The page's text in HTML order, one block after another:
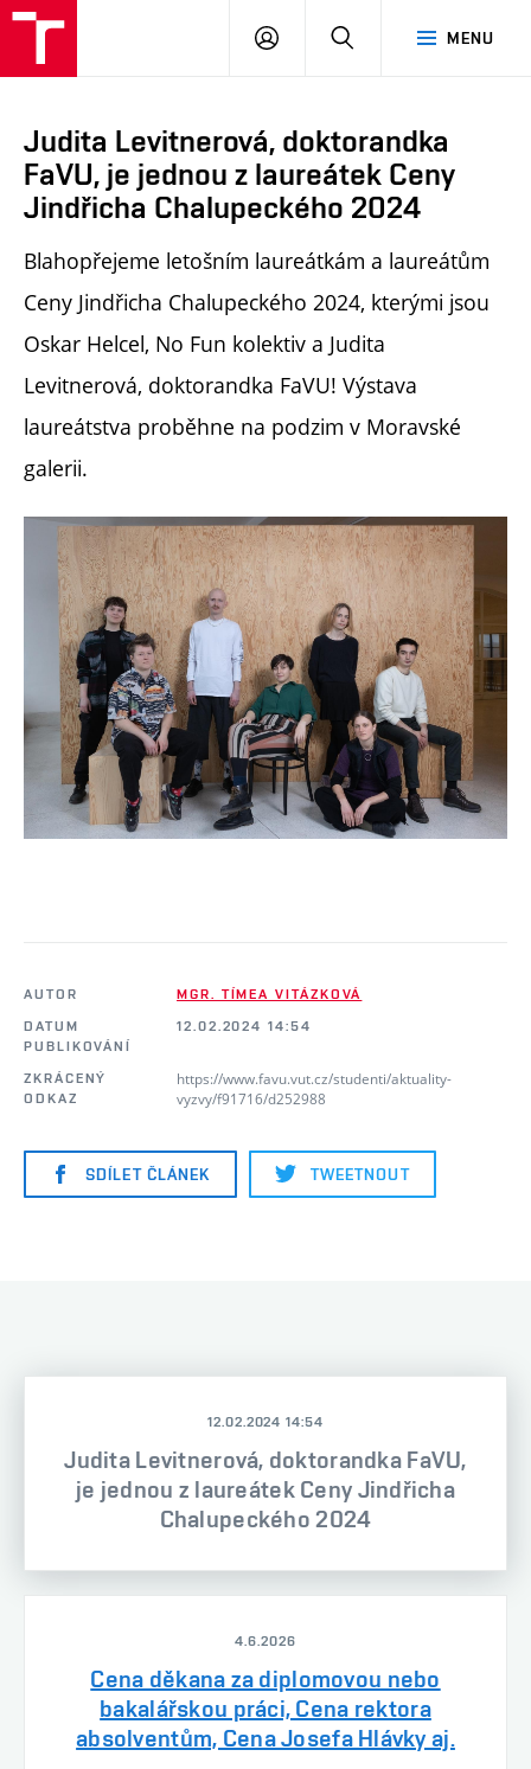
MENU
PŘIHLÁSIT
Judita Levitnerová, doktorandka
FaVU, je jednou z laureátek Ceny
Jindřicha Chalupeckého 2024
Blahopřejeme letošním laureátkám a laureátům
Ceny Jindřicha Chalupeckého 2024, kterými jsou
Oskar Helcel, No Fun kolektiv a Judita
Levitnerová, doktorandka FaVU! Výstava
laureátstva proběhne na podzim v Moravské
galerii.
AUTOR
MGR. TÍMEA VITÁZKOVÁ
DATUM
PUBLIKOVÁNÍ
12.02.2024 14:54
ZKRÁCENÝ
ODKAZ
https://www.favu.vut.cz/studenti/aktuality-
vyzvy/f91716/d252988
SDÍLET ČLÁNEK TWEETNOUT
12.02.2024 14:54
Judita Levitnerová, doktorandka FaVU,
je jednou z laureátek Ceny Jindřicha
Chalupeckého 2024
4.6.2026
Cena děkana za diplomovou nebo
bakalářskou práci, Cena rektora
absolventům, Cena Josefa Hlávky aj.